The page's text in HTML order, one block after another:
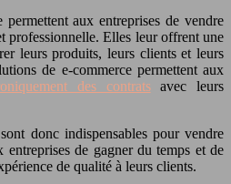
aux entreprises de vendre
professionnelle. Elles leur offrent une
leurs produits, leurs clients et leurs
de e-commerce permettent aux
des contratsavec leurs
donc indispensables pour vendre
de gagner du temps et de
de qualité à leurs clients.